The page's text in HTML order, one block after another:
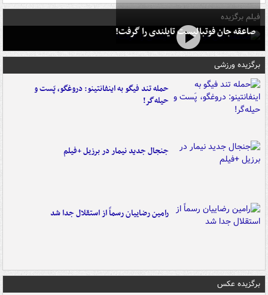
فیلم برگزیده
صاعقه جان فوتبالیست تایلندی را گرفت!
برگزیده ورزشی
حمله تند فیگو به اینفانتینو: دروغگو، پَست‌ و
حیله‌گر!
جنجال جدید نیمار در برزیل +فیلم
رامین رضاییان رسماً از استقلال جدا شد
برگزیده عکس